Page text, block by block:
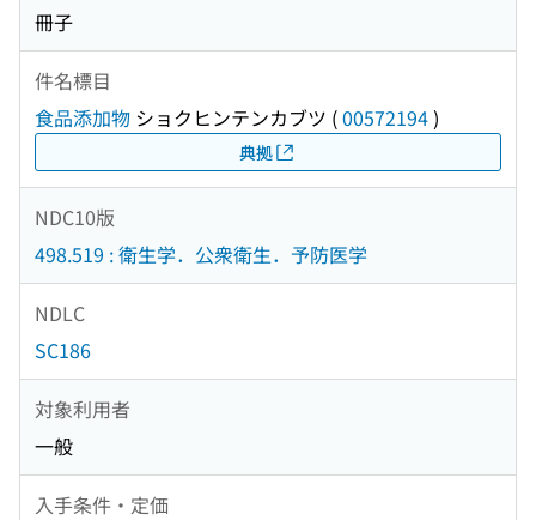
冊子
件名標目
食品添加物 ショクヒンテンカブツ (00572194)
典拠
NDC10版
498.519 : 衛生学．公衆衛生．予防医学
NDLC
SC186
対象利用者
一般
入手条件・定価